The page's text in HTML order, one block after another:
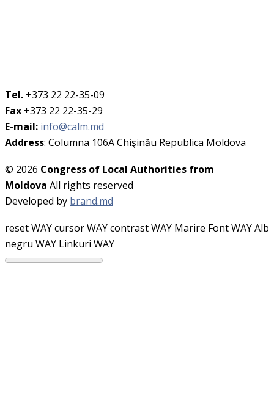
Tel. +373 22 22-35-09
Fax +373 22 22-35-29
E-mail: info@calm.md
Address: Columna 106A Chişinău Republica Moldova
© 2026 Congress of Local Authorities from
Moldova All rights reserved
Developed by brand.md
reset WAYcursor WAYcontrast WAY Marire Font WAYAlb
negru WAY Linkuri WAY